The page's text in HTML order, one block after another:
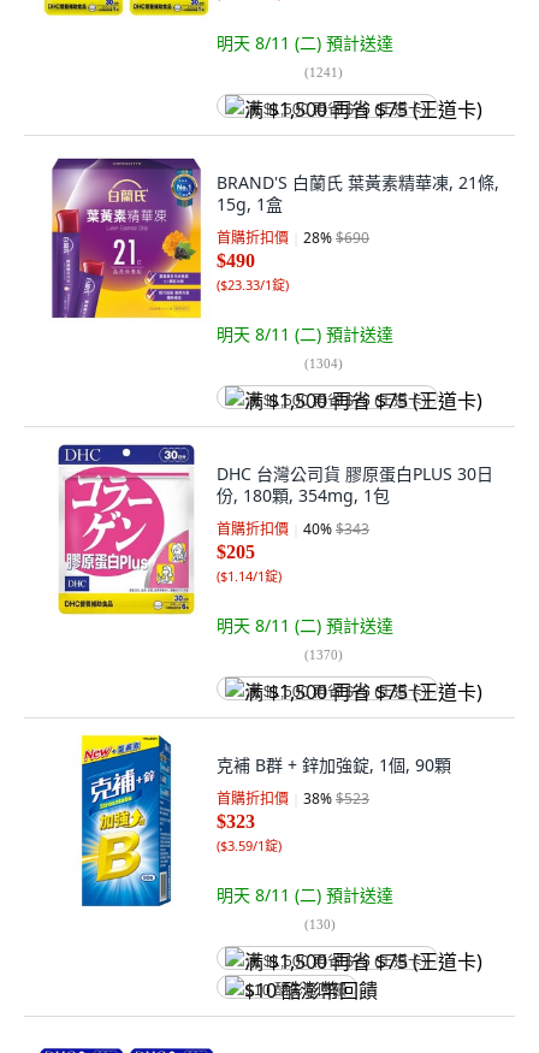
明天 8/11 (二) 預計送達
(1241)
满 $1,500 再省 $75 (王道卡)
BRAND'S 白蘭氏 葉黃素精華凍, 21條,
15g, 1盒
首購折扣價 28%$690
$490
($23.33/1錠)
明天 8/11 (二) 預計送達
(1304)
满 $1,500 再省 $75 (王道卡)
DHC 台灣公司貨 膠原蛋白PLUS 30日
份, 180顆, 354mg, 1包
首購折扣價 40%$343
$205
($1.14/1錠)
明天 8/11 (二) 預計送達
(1370)
满 $1,500 再省 $75 (王道卡)
克補 B群 + 鋅加強錠, 1個, 90顆
首購折扣價 38%$523
$323
($3.59/1錠)
明天 8/11 (二) 預計送達
(130)
满 $1,500 再省 $75 (王道卡)
$10 酷澎幣回饋